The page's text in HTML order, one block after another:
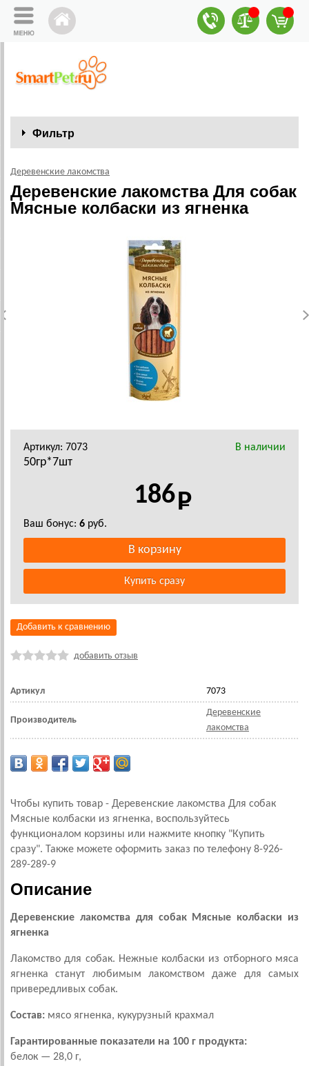
Фильтр
Деревенские лакомства
Деревенские лакомства Для собак
Мясные колбаски из ягненка
Артикул: 7073 В наличии
50гр*7шт
186
Ваш бонус: 6 руб.
Добавить к сравнению
добавить отзыв
Артикул 7073
Производитель
Деревенские
лакомства
Чтобы купить товар - Деревенские лакомства Для собак
Мясные колбаски из ягненка, воспользуйтесь
функционалом корзины или нажмите кнопку "Купить
сразу". Также можете оформить заказ по телефону 8-926-
289-289-9
Описание
Деревенские лакомства для собак Мясные колбаски из
ягненка
Лакомство для собак. Нежные колбаски из отборного мяса
ягненка станут любимым лакомством даже для самых
привередливых собак.
Состав: мясо ягненка, кукурузный крахмал
Гарантированные показатели на 100 г продукта:
белок — 28,0 г,